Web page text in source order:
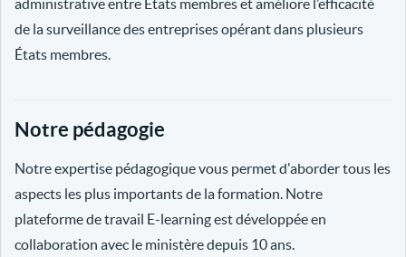
de la surveillance des entreprises opérant dans plusieurs
États membres.
Notre pédagogie
Notre expertise pédagogique vous permet d'aborder tous les
aspects les plus importants de la formation. Notre
plateforme de travail E-learning est développée en
collaboration avec le ministère depuis 10 ans.